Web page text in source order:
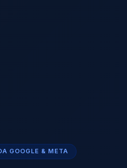
GOOGLE & META